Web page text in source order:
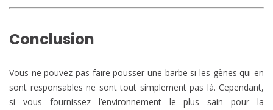
Conclusion
Vous ne pouvez pas faire pousser une barbe si les gènes qui en
sont responsables ne sont tout simplement pas là. Cependant,
si vous fournissez l’environnement le plus sain pour la